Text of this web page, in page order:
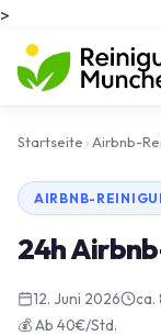
>
Startseite › Airbnb-
AIRBNB-
24h
12. Juni 2026 ca.
💰 Ab 40€/Std.